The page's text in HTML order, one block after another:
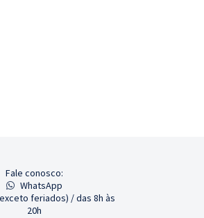
Fale conosco:
WhatsApp
feriados) / das 8h às
20h